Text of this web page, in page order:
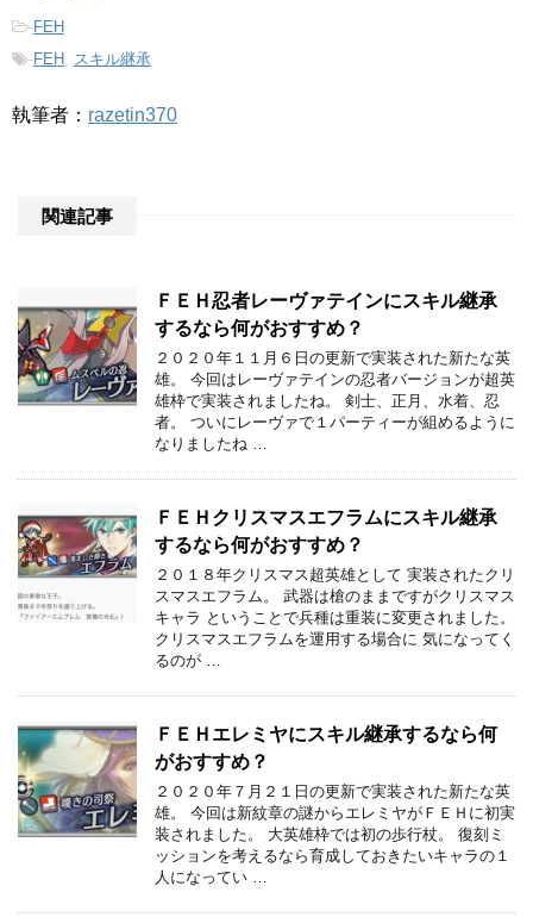
-FEH
-FEH スキル継承
執筆者： razetin370
関連記事
ＦＥＨ忍者レーヴァテインにスキル継承
するなら何がおすすめ？
２０２０年１１月６日の更新で実装された新たな英
雄。 今回はレーヴァテインの忍者バージョンが超英
雄枠で実装されましたね。 剣士、正月、水着、忍
者。 ついにレーヴァで１パーティーが組めるように
なりましたね …
ＦＥＨクリスマスエフラムにスキル継承
するなら何がおすすめ？
２０１８年クリスマス超英雄として 実装されたクリ
スマスエフラム。 武器は槍のままですがクリスマス
キャラ ということで兵種は重装に変更されました。
クリスマスエフラムを運用する場合に 気になってく
るのが …
ＦＥＨエレミヤにスキル継承するなら何
がおすすめ？
２０２０年７月２１日の更新で実装された新たな英
雄。 今回は新紋章の謎からエレミヤがＦＥＨに初実
装されました。 大英雄枠では初の歩行杖。 復刻ミ
ッションを考えるなら育成しておきたいキャラの１
人になってい …